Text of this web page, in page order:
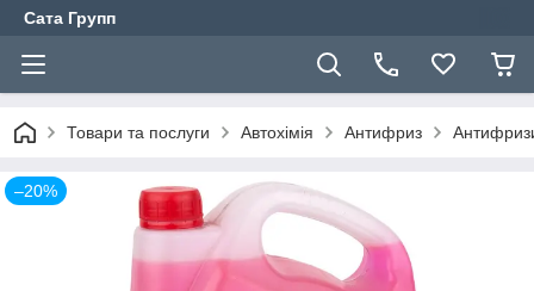
Сата Групп
Товари та послуги Автохімія Антифриз
–20%